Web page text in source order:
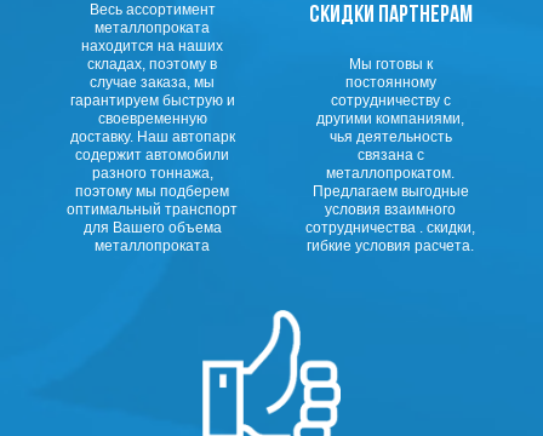
Весь ассортимент
металлопроката
находится на наших
складах, поэтому в
случае заказа, мы
гарантируем быструю и
своевременную
доставку. Наш автопарк
содержит автомобили
разного тоннажа,
поэтому мы подберем
оптимальный транспорт
для Вашего объема
металлопроката
СКИДКИ ПАРТНЕРАМ
Мы готовы к
постоянному
сотрудничеству с
другими компаниями,
чья деятельность
связана с
металлопрокатом.
Предлагаем выгодные
условия взаимного
сотрудничества . скидки,
гибкие условия расчета.